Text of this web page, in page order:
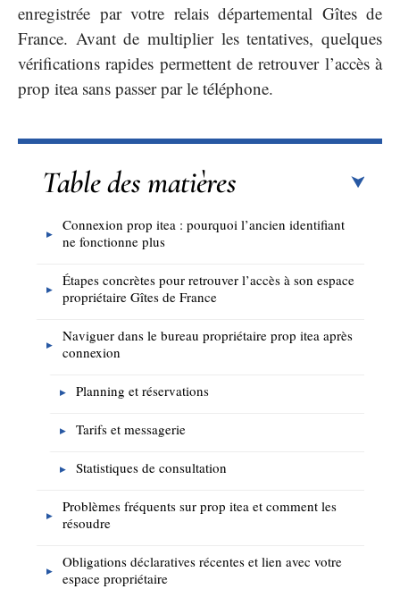
enregistrée par votre relais départemental Gîtes de
France. Avant de multiplier les tentatives, quelques
vérifications rapides permettent de retrouver l’accès à
prop itea sans passer par le téléphone.
Table des matières
Connexion prop itea : pourquoi l’ancien identifiant
ne fonctionne plus
Étapes concrètes pour retrouver l’accès à son espace
propriétaire Gîtes de France
Naviguer dans le bureau propriétaire prop itea après
connexion
Planning et réservations
Tarifs et messagerie
Statistiques de consultation
Problèmes fréquents sur prop itea et comment les
résoudre
Obligations déclaratives récentes et lien avec votre
espace propriétaire